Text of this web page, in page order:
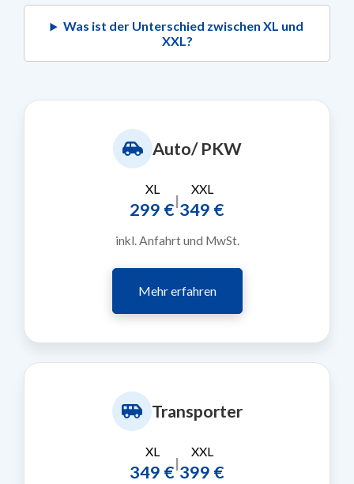
Was ist der Unterschied zwischen XL und
XXL?
Auto/ PKW
XL
299 €|
XXL
349 €
inkl. Anfahrt und MwSt.
Mehr erfahren
Transporter
XL
349 €|
XXL
399 €